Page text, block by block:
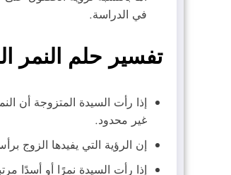
في الدراسة.
تفسير حلم النمر
إذا رأت السيدة المتزوجة أن
غير محدود.
إن الرؤية التي يفيدها الزوج
إذا رأت السيدة نمرًا أو أسدًا